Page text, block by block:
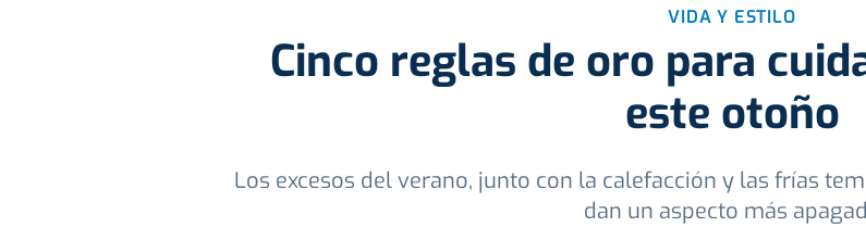
VIDA Y ESTILO
Cinco reglas de oro para
este otoño
Los excesos del verano, junto con la calefacción y las frías
dan un aspecto más